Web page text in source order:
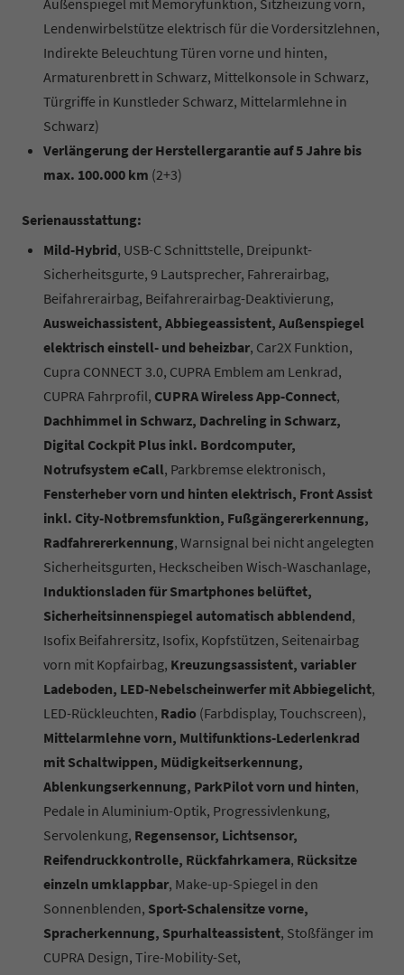
Lendenwirbelstütze elektrisch für die Vordersitzlehnen,
Indirekte Beleuchtung Türen vorne und hinten,
Armaturenbrett in Schwarz, Mittelkonsole in Schwarz,
Türgriffe in Kunstleder Schwarz, Mittelarmlehne in
Schwarz)
Verlängerung der Herstellergarantie auf 5 Jahre bis
max. 100.000 km (2+3)
Serienausstattung:
Mild-Hybrid, USB-C Schnittstelle, Dreipunkt-
Sicherheitsgurte, 9 Lautsprecher, Fahrerairbag,
Beifahrerairbag, Beifahrerairbag-Deaktivierung,
Ausweichassistent, Abbiegeassistent, Außenspiegel
elektrisch einstell- und beheizbar, Car2X Funktion,
Cupra CONNECT 3.0, CUPRA Emblem am Lenkrad,
CUPRA Fahrprofil, CUPRA Wireless App-Connect,
Dachhimmel in Schwarz, Dachreling in Schwarz,
Digital Cockpit Plus inkl. Bordcomputer,
Notrufsystem eCall, Parkbremse elektronisch,
Fensterheber vorn und hinten elektrisch, Front Assist
inkl. City-Notbremsfunktion, Fußgängererkennung,
Radfahrererkennung, Warnsignal bei nicht angelegten
Sicherheitsgurten, Heckscheiben Wisch-Waschanlage,
Induktionsladen für Smartphones belüftet,
Sicherheitsinnenspiegel automatisch abblendend,
Isofix Beifahrersitz, Isofix, Kopfstützen, Seitenairbag
vorn mit Kopfairbag, Kreuzungsassistent, variabler
Ladeboden, LED-Nebelscheinwerfer mit Abbiegelicht,
LED-Rückleuchten, Radio (Farbdisplay, Touchscreen),
Mittelarmlehne vorn, Multifunktions-Lederlenkrad
mit Schaltwippen, Müdigkeitserkennung,
Ablenkungserkennung, ParkPilot vorn und hinten,
Pedale in Aluminium-Optik, Progressivlenkung,
Servolenkung, Regensensor, Lichtsensor,
Reifendruckkontrolle, Rückfahrkamera, Rücksitze
einzeln umklappbar, Make-up-Spiegel in den
Sonnenblenden, Sport-Schalensitze vorne,
Spracherkennung, Spurhalteassistent, Stoßfänger im
CUPRA Design, Tire-Mobility-Set,